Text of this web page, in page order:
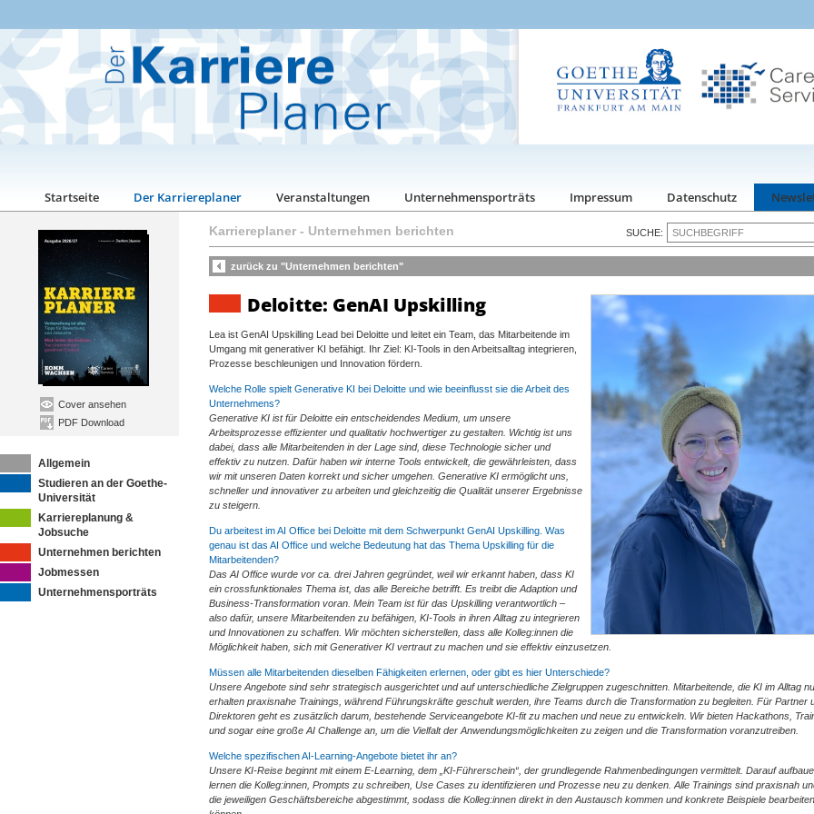
Startseite Der Karriereplaner Veranstaltungen Unternehmensporträts Impressum Datenschutz
Cover ansehen
PDF Download
Allgemein
Studieren an der Goethe-
Universität
Karriereplanung &
Jobsuche
Unternehmen berichten
Jobmessen
Unternehmensporträts
SUCHE:
Karriereplaner - Unternehmen berichten
zurück zu "Unternehmen berichten"
Deloitte: GenAI Upskilling
Lea ist GenAI Upskilling Lead bei Deloitte und leitet ein Team, das Mitarbeitende im
Umgang mit generativer KI befähigt. Ihr Ziel: KI-Tools in den Arbeitsalltag integrieren,
Prozesse beschleunigen und Innovation fördern.
Welche Rolle spielt Generative KI bei Deloitte und wie beeinflusst sie die Arbeit des
Unternehmens?
Generative KI ist für Deloitte ein entscheidendes Medium, um unsere
Arbeitsprozesse effizienter und qualitativ hochwertiger zu gestalten. Wichtig ist uns
dabei, dass alle Mitarbeitenden in der Lage sind, diese Technologie sicher und
effektiv zu nutzen. Dafür haben wir interne Tools entwickelt, die gewährleisten, dass
wir mit unseren Daten korrekt und sicher umgehen. Generative KI ermöglicht uns,
schneller und innovativer zu arbeiten und gleichzeitig die Qualität unserer Ergebnisse
zu steigern.
Du arbeitest im AI Office bei Deloitte mit dem Schwerpunkt GenAI Upskilling. Was
genau ist das AI Office und welche Bedeutung hat das Thema Upskilling für die
Mitarbeitenden?
Das AI Office wurde vor ca. drei Jahren gegründet, weil wir erkannt haben, dass KI
ein crossfunktionales Thema ist, das alle Bereiche betrifft. Es treibt die Adaption und
Business-Transformation voran. Mein Team ist für das Upskilling verantwortlich –
also dafür, unsere Mitarbeitenden zu befähigen, KI-Tools in ihren Alltag zu integrieren
und Innovationen zu schaffen. Wir möchten sicherstellen, dass alle Kolleg:innen die
Möglichkeit haben, sich mit Generativer KI vertraut zu machen und sie effektiv einzusetzen.
Müssen alle Mitarbeitenden dieselben Fähigkeiten erlernen, oder gibt es hier Unterschiede?
Unsere Angebote sind sehr strategisch ausgerichtet und auf unterschiedliche Zielgruppen zugeschnitten. Mitarbeitende, die KI im Alltag
erhalten praxisnahe Trainings, während Führungskräfte geschult werden, ihre Teams durch die Transformation zu begleiten. Für Partner
Direktoren geht es zusätzlich darum, bestehende Serviceangebote KI-fit zu machen und neue zu entwickeln. Wir bieten Hackathons,
und sogar eine große AI Challenge an, um die Vielfalt der Anwendungsmöglichkeiten zu zeigen und die Transformation voranzutreiben.
Welche spezifischen AI-Learning-Angebote bietet ihr an?
Unsere KI-Reise beginnt mit einem E-Learning, dem „KI-Führerschein“, der grundlegende Rahmenbedingungen vermittelt. Darauf
lernen die Kolleg:innen, Prompts zu schreiben, Use Cases zu identifizieren und Prozesse neu zu denken. Alle Trainings sind praxisnah
die jeweiligen Geschäftsbereiche abgestimmt, sodass die Kolleg:innen direkt in den Austausch kommen und konkrete Beispiele bearbeiten